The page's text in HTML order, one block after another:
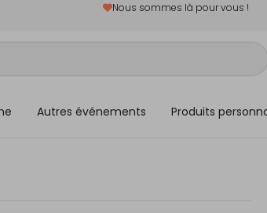
Nous sommes là pour vous !
Autres événements Produits